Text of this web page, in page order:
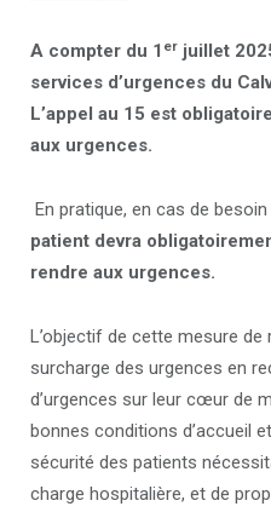
A compter du 1 erjuillet
services d’urgences du
L’appel au 15 est
aux urgences.
En pratique, en cas de
patient devra
rendre aux urgences.
L’objectif de cette mesure
surcharge des urgences en
d’urgences sur leur cœur de
bonnes conditions d’accueil
sécurité des patients
charge hospitalière, et de